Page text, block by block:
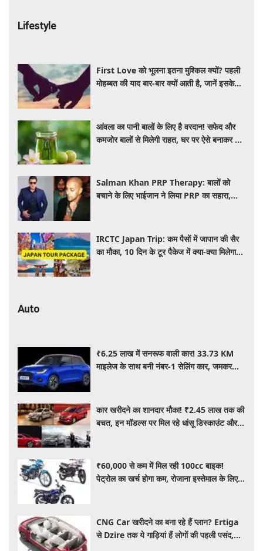
Lifestyle
First Love को भूलना इतना मुश्किल क्यों? पहली
मोहब्बत की याद बार-बार क्यों आती है, जानें इसके
आंवला का पानी बालों के लिए है वरदान! सफेद और
कमजोर बालों से मिलेगी राहत, घर पर ऐसे बनाकर करें
Salman Khan PRP Therapy: बालों को
बचाने के लिए भाईजान ने लिया PRP का सहारा,
IRCTC Japan Trip: कम पैसों में जापान की सैर
का मौका, 10 दिन के टूर पैकेज में क्या-क्या मिलेगा?
Auto
₹6.25 लाख में सनरूफ वाली कार! 33.73 KM
माइलेज के साथ बनी नंबर-1 सेलिंग कार, जमकर
कार खरीदने का शानदार मौका! ₹2.45 लाख तक की
बचत, इन मॉडल्स पर मिल रहे धांसू डिस्काउंट और
₹60,000 से कम में मिल रही 100cc बाइक!
पेट्रोल का खर्च होगा कम, रोजाना इस्तेमाल के लिए है
CNG Car खरीदने का बना रहे हैं प्लान? Ertiga
से Dzire तक ये गाड़ियां हैं लोगों की पहली पसंद,